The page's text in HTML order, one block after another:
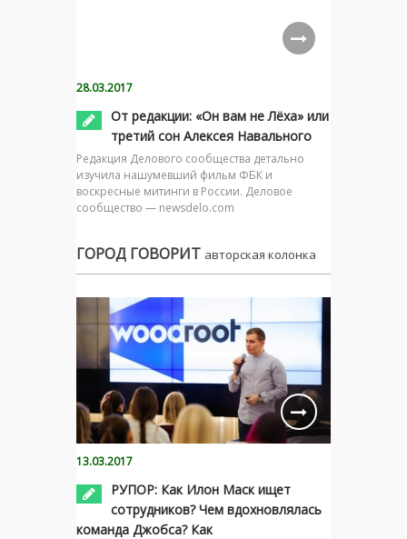
28.03.2017
От редакции: «Он вам не Лёха» или
третий сон Алексея Навального
Редакция Делового сообщества детально
изучила нашумевший фильм ФБК и
воскресные митинги в России. Деловое
сообщество — newsdelo.com
ГОРОД ГОВОРИТ авторская колонка
13.03.2017
РУПОР: Как Илон Маск ищет
сотрудников? Чем вдохновлялась
команда Джобса? Как